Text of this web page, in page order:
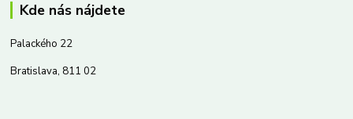
Kde nás nájdete
Palackého 22
Bratislava, 811 02